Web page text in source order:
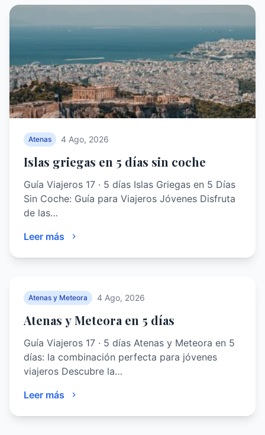
Atenas 4 Ago, 2026
Islas griegas en 5 días sin coche
Guía Viajeros 17 · 5 días Islas Griegas en 5 Días
Sin Coche: Guía para Viajeros Jóvenes Disfruta
de las…
Leer más
Atenas y Meteora 4 Ago, 2026
Atenas y Meteora en 5 días
Guía Viajeros 17 · 5 días Atenas y Meteora en 5
días: la combinación perfecta para jóvenes
viajeros Descubre la…
Leer más